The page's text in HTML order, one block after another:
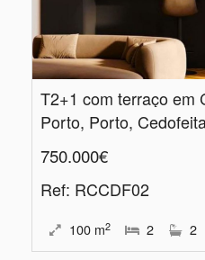
T2+1 com terraço em
750.000€
Ref: RCCDF02
100 m2 2 2